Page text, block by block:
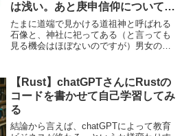
は浅い。あと庚申信仰についてふ
と思い巡らしてみた。
たまに道端で見かける道祖神と呼ばれる
石像と、神社に祀ってある（と言っても
見る機会はほぼないのですが）男女の神
い気持ちになるものが多いです。でも道
端にある道祖神的なものは...
【Rust】chatGPTさんにRustの
コードを書かせて自己学習してみ
る
結論から言えば、chatGPTによって教育